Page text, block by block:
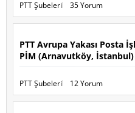
PTT Şubeleri 35 Yorum
PTT Avrupa Yakası Posta
PİM (Arnavutköy, İstanbul)
PTT Şubeleri 12 Yorum